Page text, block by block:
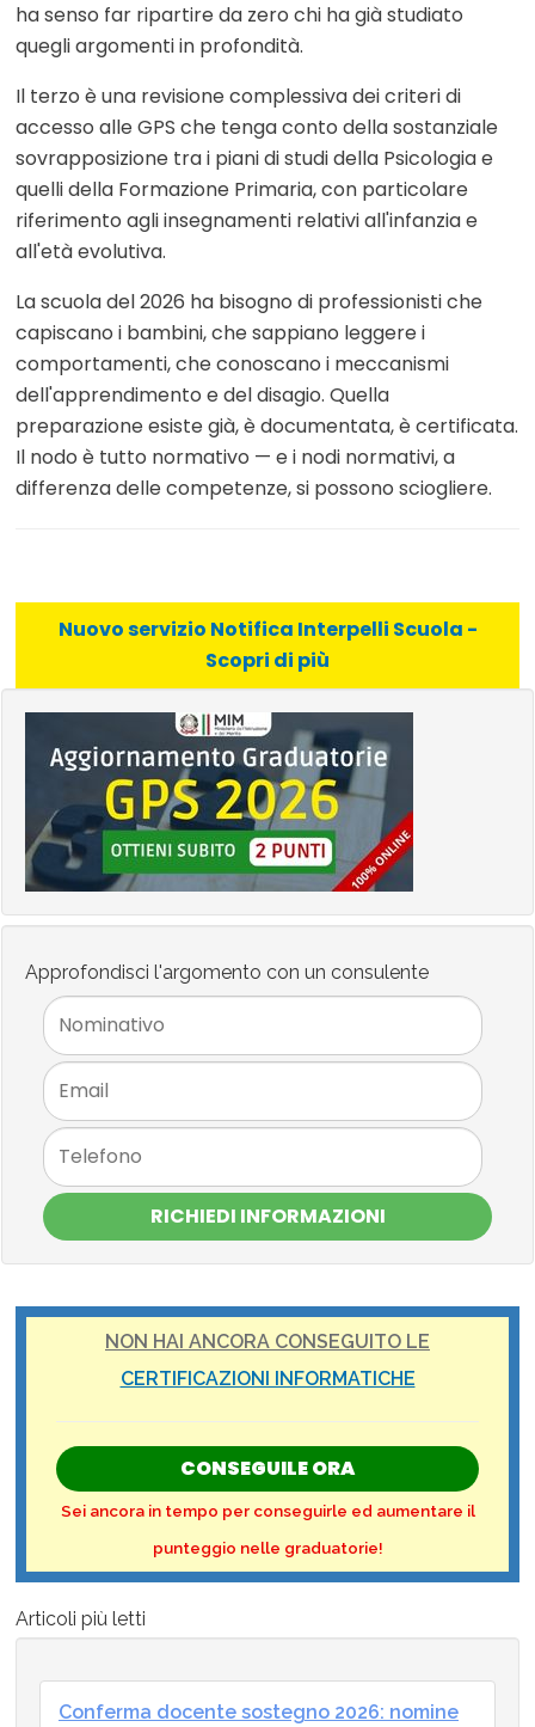
ha senso far ripartire da zero chi ha già studiato
quegli argomenti in profondità.
Il terzo è una revisione complessiva dei criteri di
accesso alle GPS che tenga conto della sostanziale
sovrapposizione tra i piani di studi della Psicologia e
quelli della Formazione Primaria, con particolare
riferimento agli insegnamenti relativi all'infanzia e
all'età evolutiva.
La scuola del 2026 ha bisogno di professionisti che
capiscano i bambini, che sappiano leggere i
comportamenti, che conoscano i meccanismi
dell'apprendimento e del disagio. Quella
preparazione esiste già, è documentata, è certificata.
Il nodo è tutto normativo — e i nodi normativi, a
differenza delle competenze, si possono sciogliere.
Nuovo servizio Notifica Interpelli Scuola -
Scopri di più
Approfondisci l'argomento con un consulente
RICHIEDI INFORMAZIONI
NON HAI ANCORA CONSEGUITO LE
CERTIFICAZIONI INFORMATICHE
CONSEGUILE ORA
Sei ancora in tempo per conseguirle ed aumentare il
punteggio nelle graduatorie!
Articoli più letti
Conferma docente sostegno 2026: nomine